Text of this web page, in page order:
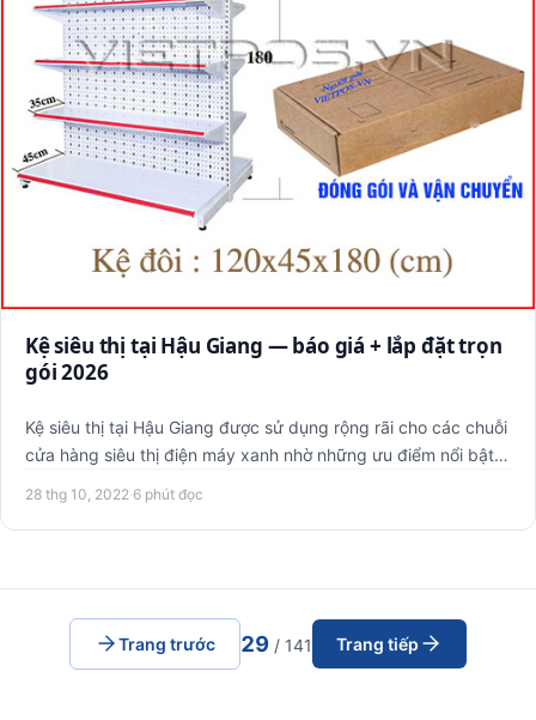
Kệ siêu thị tại Hậu Giang — báo giá + lắp đặt trọn
gói 2026
Kệ siêu thị tại Hậu Giang được sử dụng rộng rãi cho các chuỗi
cửa hàng siêu thị điện máy xanh nhờ những ưu điểm nổi bật.
28 thg 10, 2022·6 phút đọc
Trang trước 29 / 141 Trang tiếp